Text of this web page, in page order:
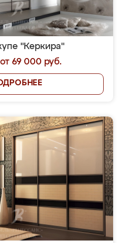
"Керкира"
69 000 руб.